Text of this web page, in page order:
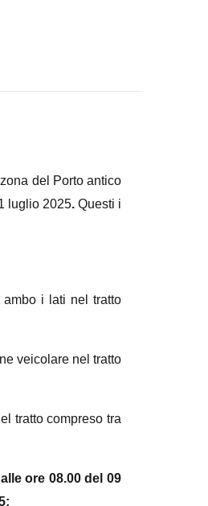
del Porto antico
luglio 2025. Questi i
i lati nel tratto
veicolare nel tratto
tratto compreso tra
ore 08.00 del 09